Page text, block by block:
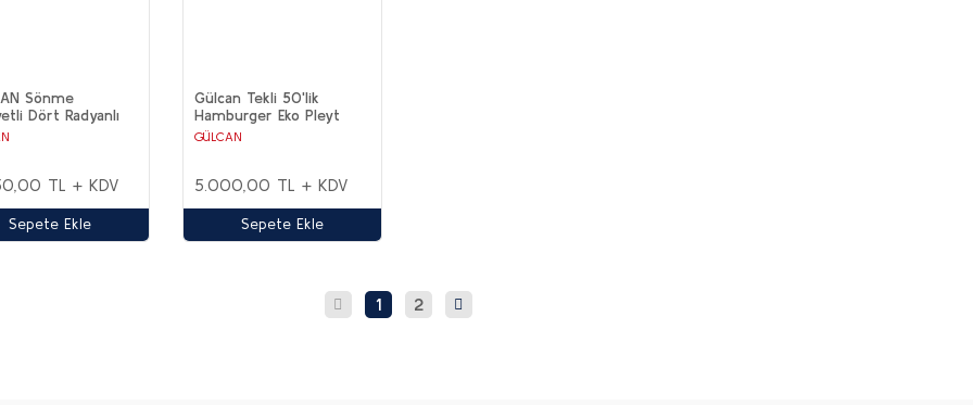
Sönme
Dört Radyanlı
Ocağı Tüplü (CE)
TL + KDV
Sepete Ekle
Gülcan Tekli 50'lik
Hamburger Eko Pleyt
Izgara LPG-
GÜLCAN
5.000,00 TL + KDV
Sepete Ekle
1 2